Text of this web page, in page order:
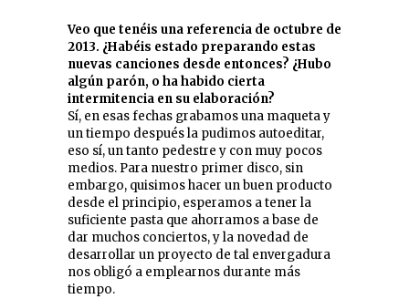
Veo que tenéis una referencia de octubre de
2013. ¿Habéis estado preparando estas
nuevas canciones desde entonces? ¿Hubo
algún parón, o ha habido cierta
intermitencia en su elaboración?
Sí, en esas fechas grabamos una maqueta y
un tiempo después la pudimos autoeditar,
eso sí, un tanto pedestre y con muy pocos
medios. Para nuestro primer disco, sin
embargo, quisimos hacer un buen producto
desde el principio, esperamos a tener la
suficiente pasta que ahorramos a base de
dar muchos conciertos, y la novedad de
desarrollar un proyecto de tal envergadura
nos obligó a emplearnos durante más
tiempo.